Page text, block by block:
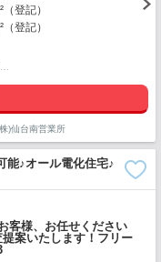
登記）
登記）
)仙台南営業所
能♪オール電化住宅♪
客様、お任せください
案いたします！フリー